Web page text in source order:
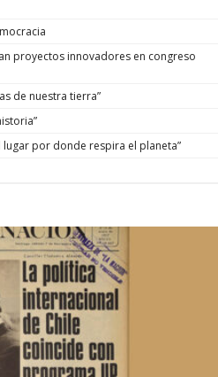
proyectos innovadores en congreso
de nuestra tierra”
por donde respira el planeta”